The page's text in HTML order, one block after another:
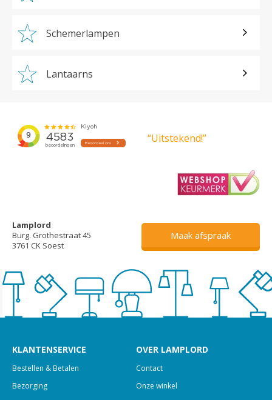
Schemerlampen
Lantaarns
“Uitstekend!”
Lamplord
Burg. Grothestraat 45
3761 CK Soest
Maak afspraak
KLANTENSERVICE
Bestellen & Betalen
Bezorging
OVER LAMPLORD
Contact
Onze winkel